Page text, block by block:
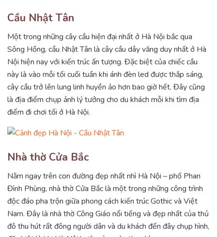
Cầu Nhật Tân
Một trong những cây cầu hiện đại nhất ở Hà Nội bắc qua
Sông Hồng, cầu Nhật Tân là cây cầu dây văng duy nhất ở Hà
Nội hiện nay với kiến trúc ấn tượng. Đặc biệt của chiếc cầu
này là vào mỗi tối cuối tuần khi ánh đèn led được thắp sáng,
cây cầu trở lên lung linh huyền ảo hơn bao giờ hết. Đây cũng
là địa điểm chụp ảnh lý tưởng cho du khách mỗi khi tìm địa
điểm đi chơi tối ở Hà Nội.
Nhà thờ Cửa Bắc
Nằm ngay trên con đường đẹp nhất nhì Hà Nội – phố Phan
Đình Phùng, nhà thờ Cửa Bắc là một trong những công trình
độc đáo pha trộn giữa phong cách kiến trúc Gothic và Việt
Nam. Đây là nhà thờ Công Giáo nổi tiếng và đẹp nhất của thủ
đô thu hút rất đông người dân và du khách đến đây chụp hình,